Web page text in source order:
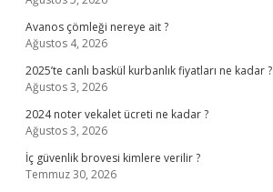
Avanos çömleği nereye ait ?
Ağustos 4, 2026
2025’te canlı baskül kurbanlık fiyatları ne kadar ?
Ağustos 3, 2026
2024 noter vekalet ücreti ne kadar ?
Ağustos 3, 2026
İç güvenlik brovesi kimlere verilir ?
Temmuz 30, 2026